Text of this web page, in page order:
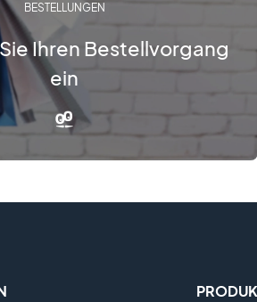
BESTELLUNGEN
Ihren Bestellvorgang
ein